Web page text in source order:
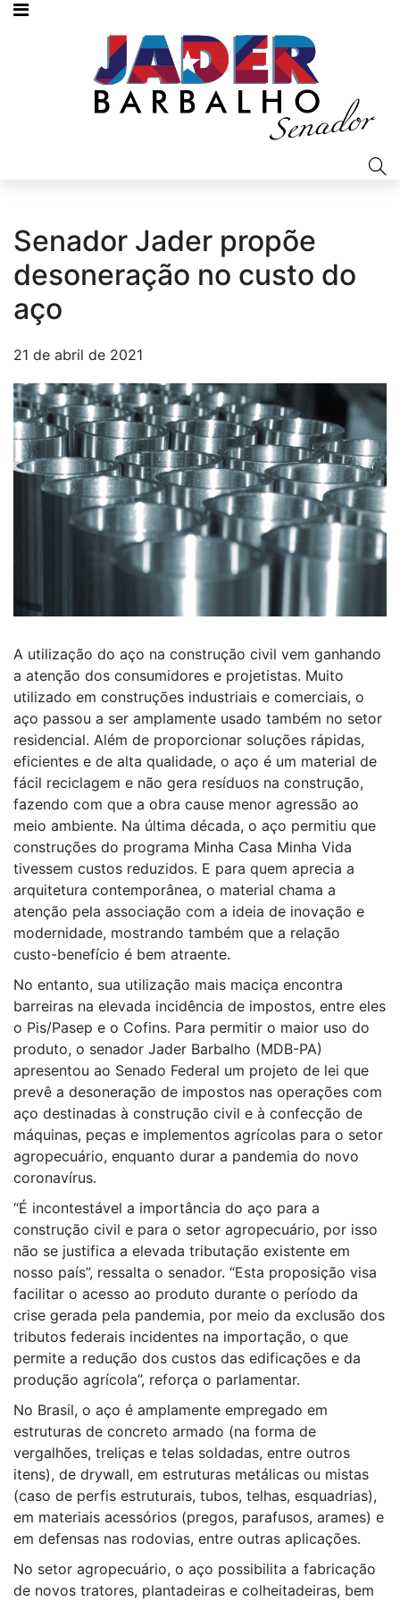
Senador Jader propõe
desoneração no custo do
aço
21 de abril de 2021
A utilização do aço na construção civil vem ganhando
a atenção dos consumidores e projetistas. Muito
utilizado em construções industriais e comerciais, o
aço passou a ser amplamente usado também no setor
residencial. Além de proporcionar soluções rápidas,
eficientes e de alta qualidade, o aço é um material de
fácil reciclagem e não gera resíduos na construção,
fazendo com que a obra cause menor agressão ao
meio ambiente. Na última década, o aço permitiu que
construções do programa Minha Casa Minha Vida
tivessem custos reduzidos. E para quem aprecia a
arquitetura contemporânea, o material chama a
atenção pela associação com a ideia de inovação e
modernidade, mostrando também que a relação
custo-benefício é bem atraente.
No entanto, sua utilização mais maciça encontra
barreiras na elevada incidência de impostos, entre eles
o Pis/Pasep e o Cofins. Para permitir o maior uso do
produto, o senador Jader Barbalho (MDB-PA)
apresentou ao Senado Federal um projeto de lei que
prevê a desoneração de impostos nas operações com
aço destinadas à construção civil e à confecção de
máquinas, peças e implementos agrícolas para o setor
agropecuário, enquanto durar a pandemia do novo
coronavírus.
“É incontestável a importância do aço para a
construção civil e para o setor agropecuário, por isso
não se justifica a elevada tributação existente em
nosso país”, ressalta o senador. “Esta proposição visa
facilitar o acesso ao produto durante o período da
crise gerada pela pandemia, por meio da exclusão dos
tributos federais incidentes na importação, o que
permite a redução dos custos das edificações e da
produção agrícola”, reforça o parlamentar.
No Brasil, o aço é amplamente empregado em
estruturas de concreto armado (na forma de
vergalhões, treliças e telas soldadas, entre outros
itens), de drywall, em estruturas metálicas ou mistas
(caso de perfis estruturais, tubos, telhas, esquadrias),
em materiais acessórios (pregos, parafusos, arames) e
em defensas nas rodovias, entre outras aplicações.
No setor agropecuário, o aço possibilita a fabricação
de novos tratores, plantadeiras e colheitadeiras, bem